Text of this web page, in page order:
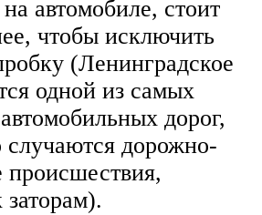
автомобиле, стоит
чтобы исключить
(Ленинградское
одной из самых
дорог,
случаются дорожно-
происшествия,